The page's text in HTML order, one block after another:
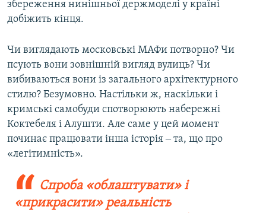
збереження нинішньої держмоделі у країні
добіжить кінця.
Чи виглядають московські МАФи потворно? Чи
псують вони зовнішній вигляд вулиць? Чи
вибиваються вони із загального архітектурного
стилю? Безумовно. Настільки ж, наскільки і
кримські самобуди спотворюють набережні
Коктебеля і Алушти. Але саме у цей момент
починає працювати інша історія ‒ та, що про
«легітимність».
Спроба «облаштувати» і
«прикрасити» реальність